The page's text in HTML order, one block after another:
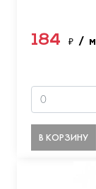
184 ₽ / м
В КОРЗИНУ